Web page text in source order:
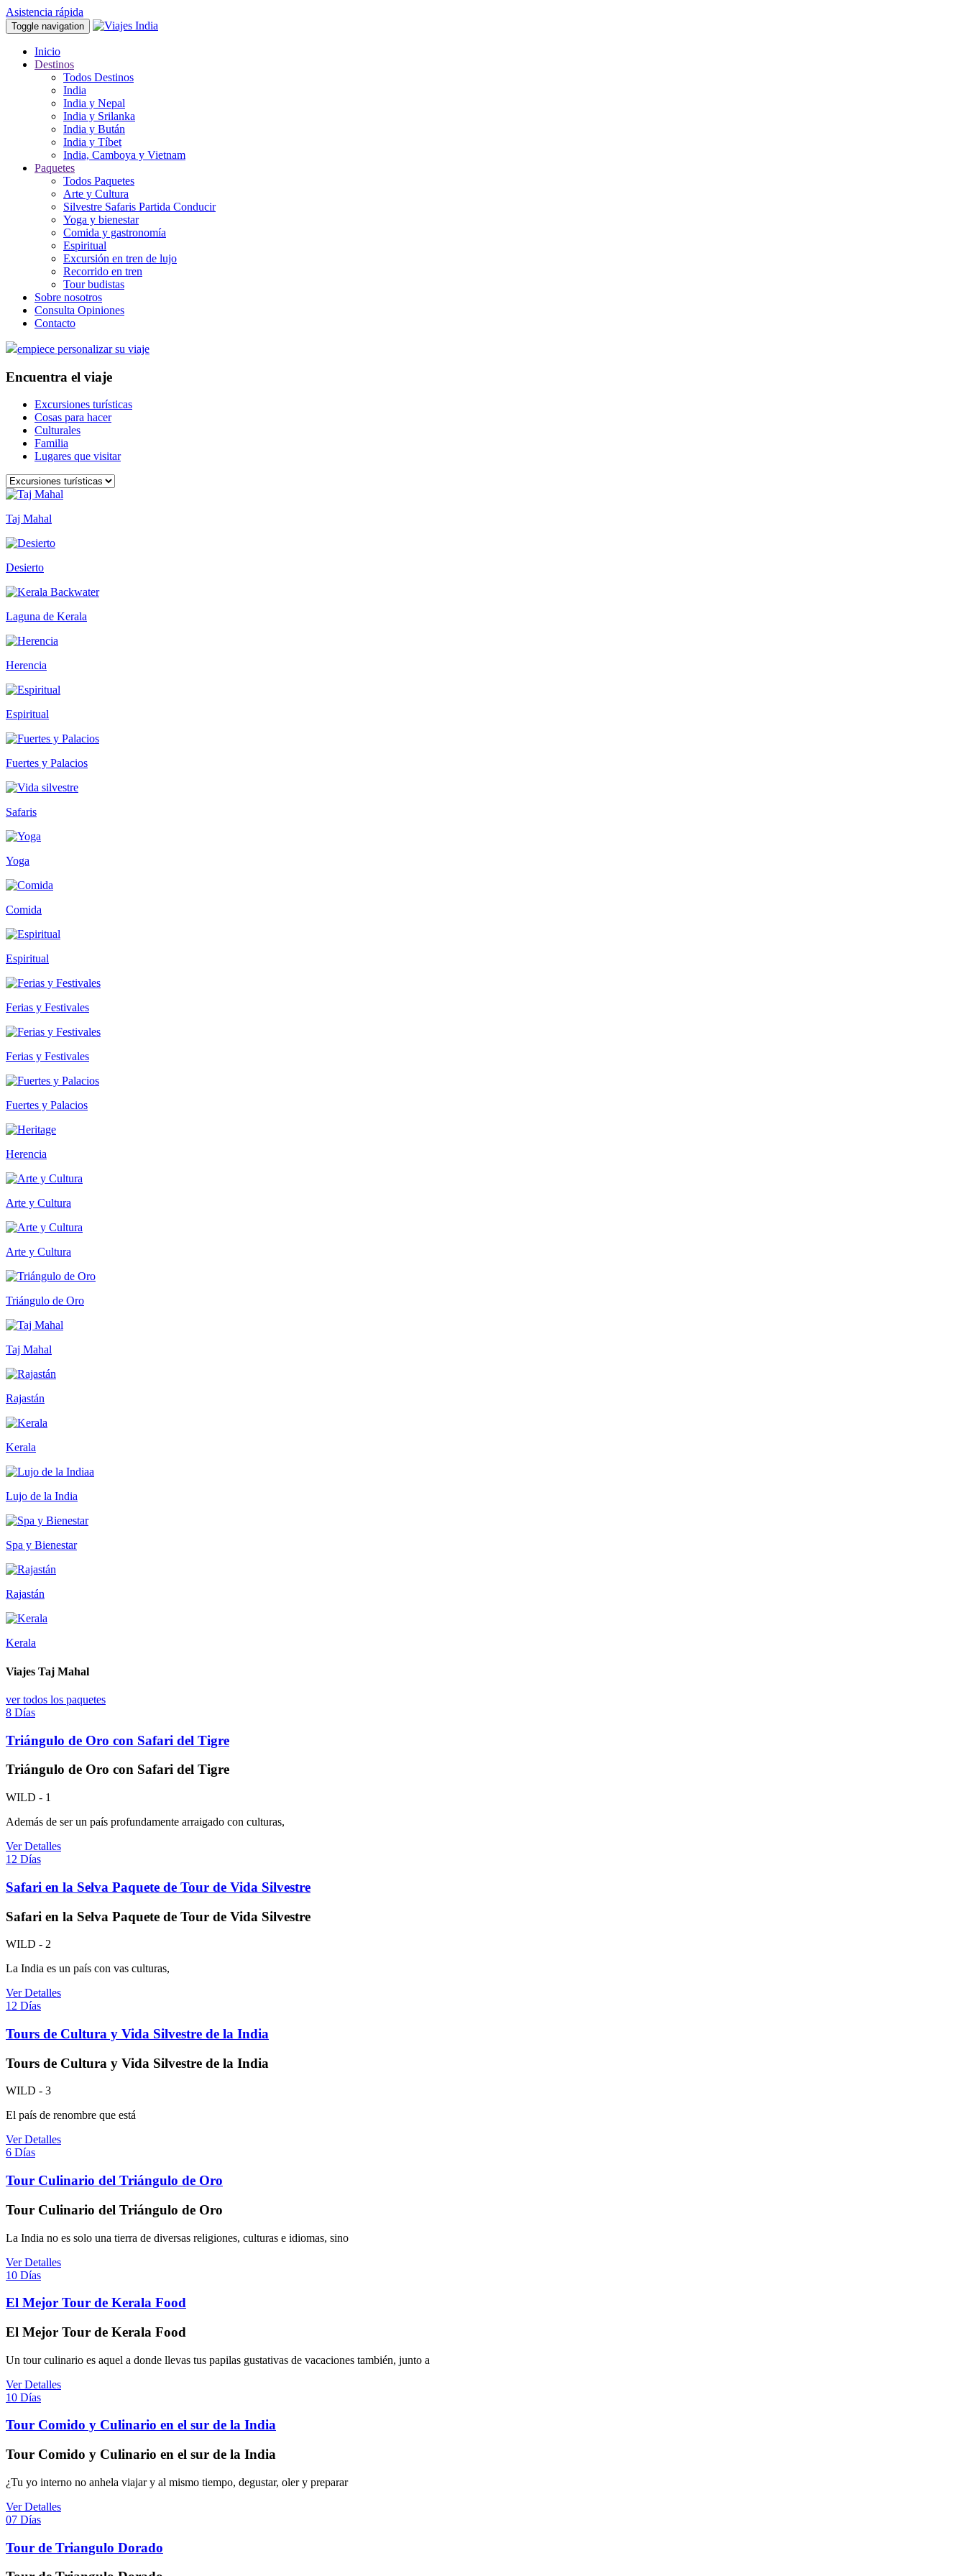
Asistencia rápida
Toggle navigation
Inicio
Destinos
Todos Destinos
India
India y Nepal
India y Srilanka
India y Bután
India y Tíbet
India, Camboya y Vietnam
Paquetes
Todos Paquetes
Arte y Cultura
Silvestre Safaris Partida Conducir
Yoga y bienestar
Comida y gastronomía
Espiritual
Excursión en tren de lujo
Recorrido en tren
Tour budistas
Sobre nosotros
Consulta Opiniones
Contacto
empiece personalizar su viaje
Encuentra el viaje
Excursiones turísticas
Cosas para hacer
Culturales
Familia
Lugares que visitar
Taj Mahal
Desierto
Laguna de Kerala
Herencia
Espiritual
Fuertes y Palacios
Safaris
Yoga
Comida
Espiritual
Ferias y Festivales
Ferias y Festivales
Fuertes y Palacios
Herencia
Arte y Cultura
Arte y Cultura
Triángulo de Oro
Taj Mahal
Rajastán
Kerala
Lujo de la India
Spa y Bienestar
Rajastán
Kerala
Viajes Taj Mahal
ver todos los paquetes
8 Días
Triángulo de Oro con Safari del Tigre
Triángulo de Oro con Safari del Tigre
WILD - 1
Además de ser un país profundamente arraigado con culturas,
Ver Detalles
12 Días
Safari en la Selva Paquete de Tour de Vida Silvestre
Safari en la Selva Paquete de Tour de Vida Silvestre
WILD - 2
La India es un país con vas culturas,
Ver Detalles
12 Días
Tours de Cultura y Vida Silvestre de la India
Tours de Cultura y Vida Silvestre de la India
WILD - 3
El país de renombre que está
Ver Detalles
6 Días
Tour Culinario del Triángulo de Oro
Tour Culinario del Triángulo de Oro
La India no es solo una tierra de diversas religiones, culturas e idiomas, sino
Ver Detalles
10 Días
El Mejor Tour de Kerala Food
El Mejor Tour de Kerala Food
Un tour culinario es aquel a donde llevas tus papilas gustativas de vacaciones también, junto a
Ver Detalles
10 Días
Tour Comido y Culinario en el sur de la India
Tour Comido y Culinario en el sur de la India
¿Tu yo interno no anhela viajar y al mismo tiempo, degustar, oler y preparar
Ver Detalles
07 Días
Tour de Triangulo Dorado